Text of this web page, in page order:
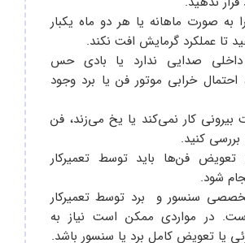
به‌ صورت ماهانه یا هر دو ماه یکبار
تا عملکرد گرمایش افت نکند.
صدایی ندارد یا بادی حس
احتمال خرابی موتور فن یا برد وجود
بیرونی کار نمی‌کند یا یخ می‌زند، فن
بررسی کنید.
تعویض فن‌ها باید توسط تعمیرکار
شود.
سنسور و برد توسط تعمیرکار
در مواردی ممکن است نیاز به
یا تعویض کامل برد یا سنسور باشد.